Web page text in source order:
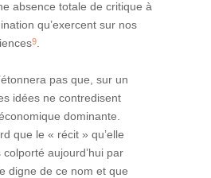
absence totale de critique à
qu’exercent sur nos
9
pas que, sur un
idées ne contredisent
dominante.
que le « récit » qu’elle
colporté aujourd’hui par
digne de ce nom et que